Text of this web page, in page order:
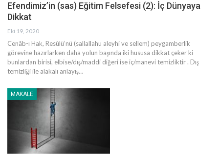
Efendimiz’in (sas) Eğitim Felsefesi (2): İç Dünyaya
Dikkat
Eki 19, 2020
Cenâb-ı Hak, Resûlü’nü (sallallahu aleyhi ve sellem) peygamberlik
görevine hazırlarken daha yolun başında iki hususa dikkat çeker ki
bunlardan birisi, elbise/dış/maddi diğeri ise iç/manevi temizliktir . Dış
temizliği ile alakalı anlayış…
MAKALE